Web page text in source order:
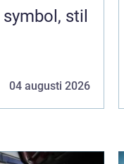
04 augusti 2026